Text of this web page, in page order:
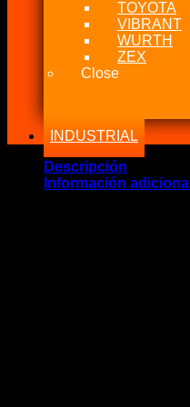
TOYOTA
VIBRANT
WURTH
ZEX
Close
INDUSTRIAL
Descripción
Información adicional